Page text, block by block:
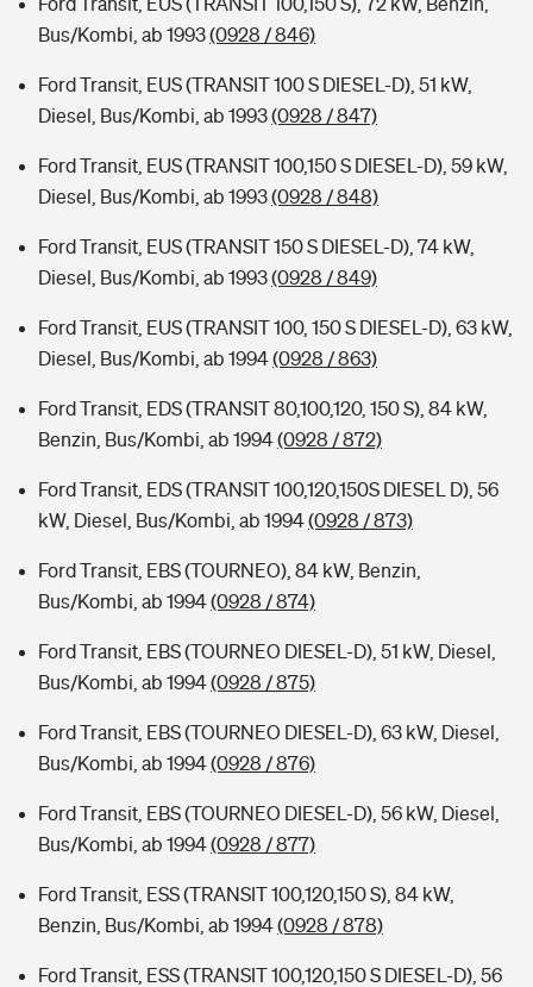
Bus/Kombi, ab 1993(0928 / 846)
Ford Transit, EUS (TRANSIT 100 S DIESEL-D), 51 kW,
Diesel, Bus/Kombi, ab 1993(0928 / 847)
Ford Transit, EUS (TRANSIT 100,150 S DIESEL-D), 59 kW,
Diesel, Bus/Kombi, ab 1993(0928 / 848)
Ford Transit, EUS (TRANSIT 150 S DIESEL-D), 74 kW,
Diesel, Bus/Kombi, ab 1993(0928 / 849)
Ford Transit, EUS (TRANSIT 100, 150 S DIESEL-D), 63 kW,
Diesel, Bus/Kombi, ab 1994(0928 / 863)
Ford Transit, EDS (TRANSIT 80,100,120, 150 S), 84 kW,
Benzin, Bus/Kombi, ab 1994(0928 / 872)
Ford Transit, EDS (TRANSIT 100,120,150S DIESEL D), 56
kW, Diesel, Bus/Kombi, ab 1994(0928 / 873)
Ford Transit, EBS (TOURNEO), 84 kW, Benzin,
Bus/Kombi, ab 1994(0928 / 874)
Ford Transit, EBS (TOURNEO DIESEL-D), 51 kW, Diesel,
Bus/Kombi, ab 1994(0928 / 875)
Ford Transit, EBS (TOURNEO DIESEL-D), 63 kW, Diesel,
Bus/Kombi, ab 1994(0928 / 876)
Ford Transit, EBS (TOURNEO DIESEL-D), 56 kW, Diesel,
Bus/Kombi, ab 1994(0928 / 877)
Ford Transit, ESS (TRANSIT 100,120,150 S), 84 kW,
Benzin, Bus/Kombi, ab 1994(0928 / 878)
Ford Transit, ESS (TRANSIT 100,120,150 S DIESEL-D), 56